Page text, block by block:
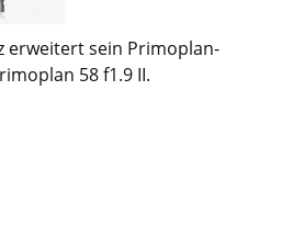
erweitert sein Primoplan-
58 f1.9 II.